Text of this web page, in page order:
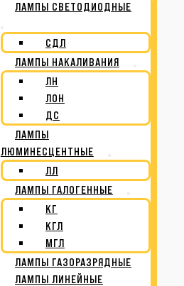
ЛАМПЫ СВЕТОДИОДНЫЕ
СДЛ
ЛАМПЫ НАКАЛИВАНИЯ
ЛН
ЛОН
ДС
ЛАМПЫ
ЛЮМИНЕСЦЕНТНЫЕ
ЛЛ
ЛАМПЫ ГАЛОГЕННЫЕ
КГ
КГЛ
МГЛ
ЛАМПЫ ГАЗОРАЗРЯДНЫЕ
ЛАМПЫ ЛИНЕЙНЫЕ